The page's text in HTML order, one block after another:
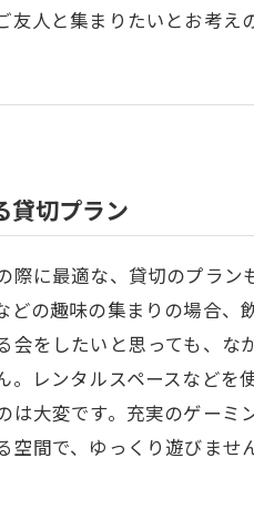
人と集まりたいとお考
貸切プラン
際に最適な、貸切のプラン
どの趣味の集まりの場合、
会をしたいと思っても、な
レンタルスペースなどを
は大変です。充実のゲーミ
空間で、ゆっくり遊びませ